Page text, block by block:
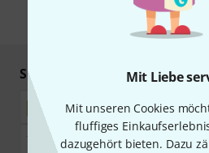
Mit Liebe
Mit unseren Cookies
fluffiges
dazugehört bieten. Dazu
* Pflichtfeld
Sicher einkaufen & bezahlen